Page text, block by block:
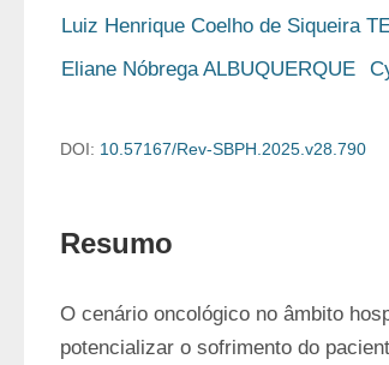
Luiz Henrique Coelho de Siqueira
Eliane Nóbrega ALBUQUERQUE
DOI: 10.57167/Rev-SBPH.2025.v28.790
Resumo
O cenário oncológico no âmbito
potencializar o sofrimento do